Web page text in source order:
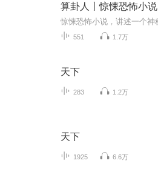
算卦人丨惊悚恐怖小说
551 1.7万
天下
283 1.2万
天下
1925 6.6万